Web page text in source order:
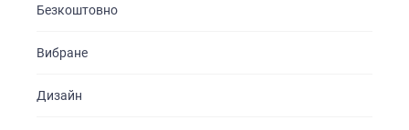
Безкоштовно
Вибране
Дизайн